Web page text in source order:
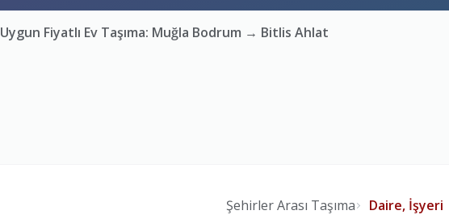
Uygun Fiyatlı Ev Taşıma: Muğla Bodrum → Bitlis Ahlat
Şehirler Arası Taşıma Daire, İşyeri